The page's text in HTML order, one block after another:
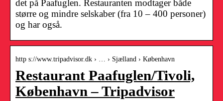
det på Paafuglen. Restauranten modtager både
større og mindre selskaber (fra 10 – 400 personer)
og har også.
http s://www.tripadvisor.dk › … › Sjælland › København
Restaurant Paafuglen/Tivoli,
København – Tripadvisor